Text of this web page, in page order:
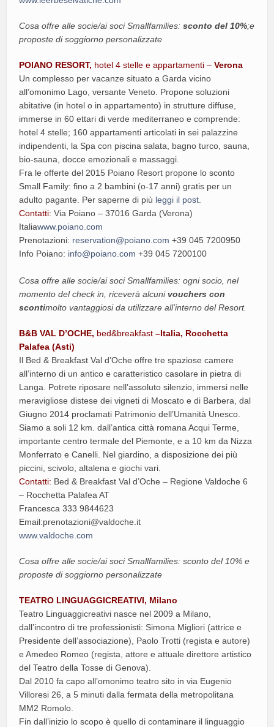
Cosa offre alle socie/ai soci Smallfamilies:sconto del 10%;e
proposte di soggiorno personalizzate
POIANO RESORT, hotel 4 stelle e appartamenti – Verona
Un complesso per vacanze situato a Garda vicino
all’omonimo Lago, versante Veneto. Propone soluzioni
abitative (in hotel o in appartamento) in strutture diffuse,
immerse in 60 ettari di verde mediterraneo e comprende:
hotel 4 stelle; 160 appartamenti articolati in sei palazzine
indipendenti, la Spa con piscina salata, bagno turco, sauna,
bio-sauna, docce emozionali e massaggi.
Fra le offerte del 2015 Poiano Resort propone lo sconto
Small Family: fino a 2 bambini (o-17 anni) gratis per un
adulto pagante. Per saperne di più leggi il post.
Contatti: Via Poiano – 37016 Garda (Verona)
Italiawww.poiano.com
Prenotazioni: reservation@poiano.com +39 045 7200950
Info Poiano: info@poiano.com +39 045 7200100
Cosa offre alle socie/ai soci Smallfamilies: ogni socio, nel
momento del check in, riceverà alcunivouchers con
scontimolto vantaggiosi da utilizzare all’interno del Resort.
B&B VAL D’OCHE, bed&breakfast–Italia, Rocchetta
Palafea (Asti)
Il Bed & Breakfast Val d’Oche offre tre spaziose camere
all’interno di un antico e caratteristico casolare in pietra di
Langa. Potrete riposare nell’assoluto silenzio, immersi nelle
meravigliose distese dei vigneti di Moscato e di Barbera, dal
Giugno 2014 proclamati Patrimonio dell’Umanità Unesco.
Siamo a soli 12 km. dall’antica città romana Acqui Terme,
importante centro termale del Piemonte, e a 10 km da Nizza
Monferrato e Canelli. Nel giardino, a disposizione dei più
piccini, scivolo, altalena e giochi vari.
Contatti: Bed & Breakfast Val d’Oche – Regione Valdoche 6
– Rocchetta Palafea AT
Francesca 333 9844623
Email:prenotazioni@valdoche.it
www.valdoche.com
Cosa offre alle socie/ai soci Smallfamilies: sconto del 10% e
proposte di soggiorno personalizzate
TEATRO LINGUAGGICREATIVI, Milano
Teatro Linguaggicreativi nasce nel 2009 a Milano,
dall’incontro di tre professionisti: Simona Migliori (attrice e
Presidente dell’associazione), Paolo Trotti (regista e autore)
e Amedeo Romeo (regista, attore e attuale direttore artistico
del Teatro della Tosse di Genova).
Dal 2010 fa capo all’omonimo teatro sito in via Eugenio
Villoresi 26, a 5 minuti dalla fermata della metropolitana
MM2 Romolo.
Fin dall’inizio lo scopo è quello di contaminare il linguaggio